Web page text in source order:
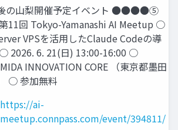
の山梨開催予定イベント ●●●●⑤
11回 Tokyo-Yamanashi AI Meetup ○
VPSを活用したClaude Codeの導
2026. 6. 21(日) 13:00-16:00 ○
INNOVATION CORE （東京都墨田
○ 参加無料
https://ai-
meetup.connpass.com/event/394811/